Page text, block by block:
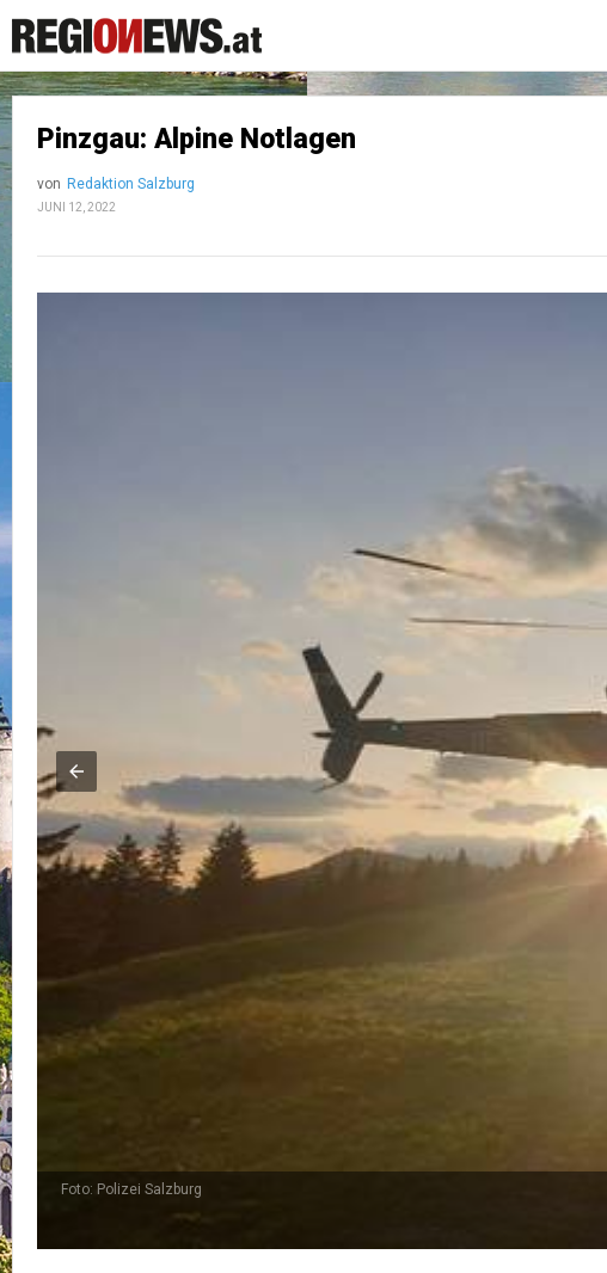
Pinzgau: Alpine Notlagen
von Redaktion Salzburg
JUNI 12, 2022
Foto: Polizei Salzburg